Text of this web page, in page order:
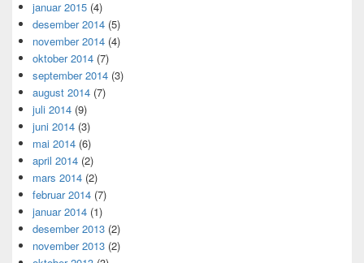
januar 2015 (4)
desember 2014 (5)
november 2014 (4)
oktober 2014 (7)
september 2014 (3)
august 2014 (7)
juli 2014 (9)
juni 2014 (3)
mai 2014 (6)
april 2014 (2)
mars 2014 (2)
februar 2014 (7)
januar 2014 (1)
desember 2013 (2)
november 2013 (2)